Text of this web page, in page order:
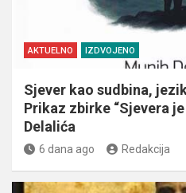
AKTUELNO IZDVOJENO
Sjever kao sudbina,
Prikaz zbirke “Sjevera
Delalića
6 dana ago Redakcija